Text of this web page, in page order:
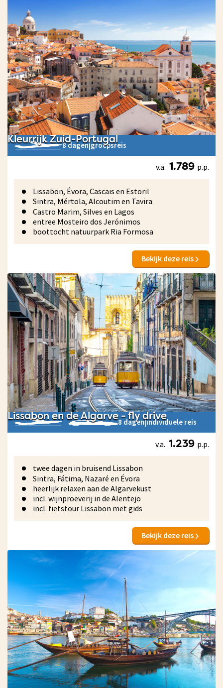
Kleurrijk Zuid-Portugal
8 dagen|groepsreis
v.a. 1.789 p.p.
Lissabon, Évora, Cascais en Estoril
Sintra, Mértola, Alcoutim en Tavira
Castro Marim, Silves en Lagos
entree Mosteiro dos Jerónimos
boottocht natuurpark Ria Formosa
Bekijk deze reis
Lissabon en de Algarve - fly drive
8 dagen|individuele reis
v.a. 1.239 p.p.
twee dagen in bruisend Lissabon
Sintra, Fátima, Nazaré en Évora
heerlijk relaxen aan de Algarvekust
incl. wijnproeverij in de Alentejo
incl. fietstour Lissabon met gids
Bekijk deze reis